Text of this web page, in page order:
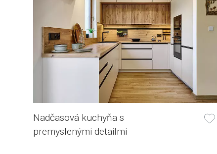
Nadčasová kuchyňa s
premyslenými detailmi